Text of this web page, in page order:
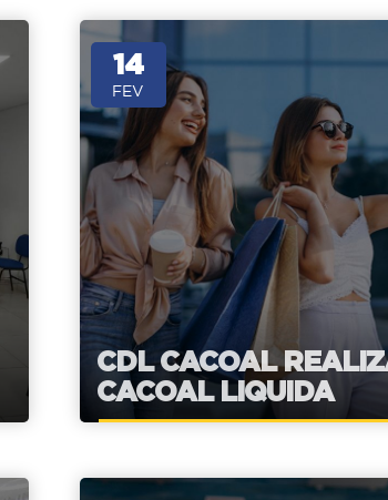
14
FEV
CDL CACOAL
CACOAL LIQUIDA